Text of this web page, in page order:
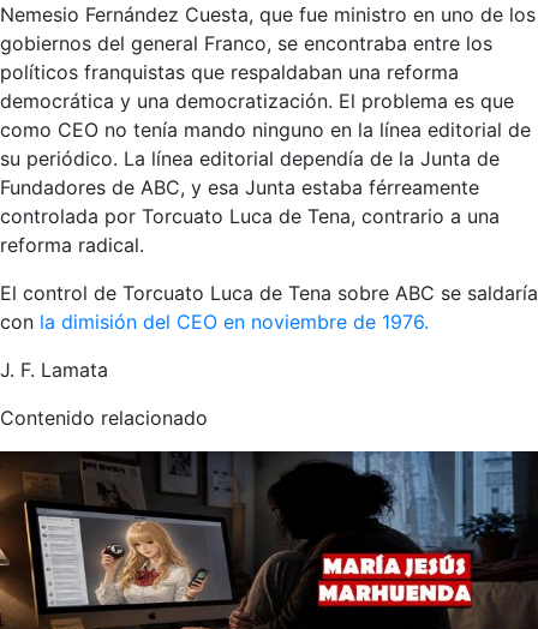
Nemesio Fernández Cuesta, que fue ministro en uno de los
gobiernos del general Franco, se encontraba entre los
políticos franquistas que respaldaban una reforma
democrática y una democratización. El problema es que
como CEO no tenía mando ninguno en la línea editorial de
su periódico. La línea editorial dependía de la Junta de
Fundadores de ABC, y esa Junta estaba férreamente
controlada por Torcuato Luca de Tena, contrario a una
reforma radical.
El control de Torcuato Luca de Tena sobre ABC se saldaría
con la dimisión del CEO en noviembre de 1976.
J. F. Lamata
Contenido relacionado